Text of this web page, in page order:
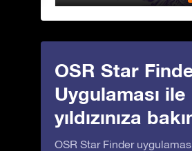
OSR Star
Uygulaması ile
yıldızınıza
OSR Star Finder